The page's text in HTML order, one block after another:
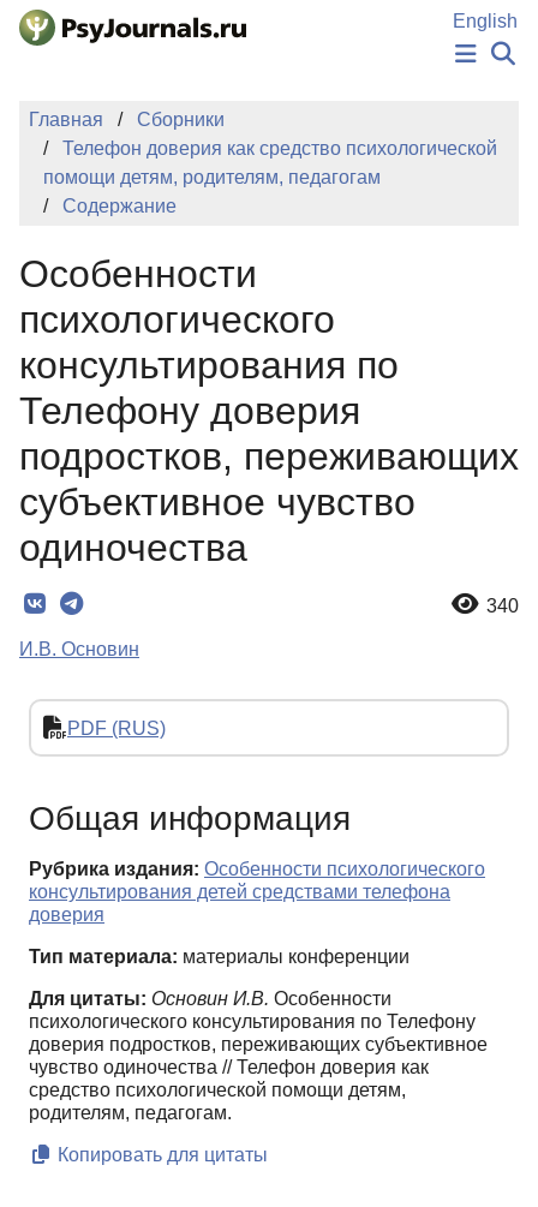
Перейти к основному содержанию
English
НОВОСТИ
АВТОРЫ
ПОДАТЬ РУКОПИСЬ
Регистрация
Главная
Сборники
Телефон доверия как средство психологической
помощи детям, родителям, педагогам
Содержание
Особенности
психологического
консультирования по
Телефону доверия
подростков, переживающих
субъективное чувство
одиночества
340
И.В. Основин
PDF (RUS)
Общая информация
Рубрика издания: Особенности психологического
консультирования детей средствами телефона
доверия
Тип материала: материалы конференции
Для цитаты: Основин И.В. Особенности
психологического консультирования по Телефону
доверия подростков, переживающих субъективное
чувство одиночества // Телефон доверия как
средство психологической помощи детям,
родителям, педагогам.
Копировать для цитаты